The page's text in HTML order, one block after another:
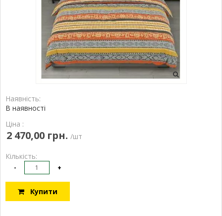
Наявність:
В наявності
Ціна :
2 470,00 грн. /шт
Кількість:
- +
Купити